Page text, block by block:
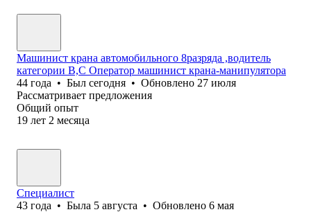
Машинист крана автомобильного 8разряда ,водитель
категории В,С Оператор машинист крана-манипулятора
44 года • Был сегодня • Обновлено 27 июля
Рассматривает предложения
Общий опыт
19 лет 2 месяца
Специалист
43 года • Была 5 августа • Обновлено 6 мая